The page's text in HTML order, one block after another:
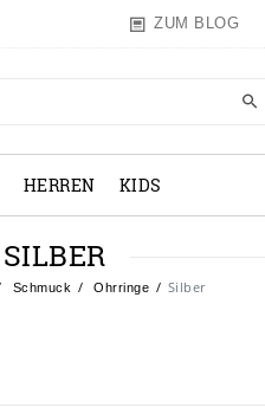
ZUM BLOG
HERREN KIDS
SILBER
Schmuck Ohrringe Silber